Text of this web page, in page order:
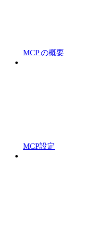
MCP の概要
MCP設定